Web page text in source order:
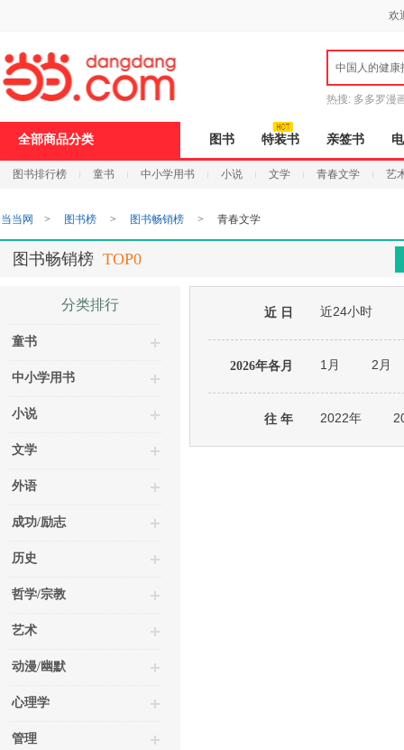
欢
中国人的健康
热搜: 多多罗漫
全部商品分类 图书 特装书 亲签书
图书排行榜 童书 中小学用书 小说 文学 青春文学 艺
打
开
无
障
页
加
当当网 > 图书榜 > 图书畅销榜 > 青春文学
图书畅销榜 TOP0
分类排行
童书
中小学用书
小说
文学
外语
成功/励志
历史
哲学/宗教
艺术
动漫/幽默
心理学
管理
近 日 近24小时
2026年各月 1月 2月
往 年 2022年